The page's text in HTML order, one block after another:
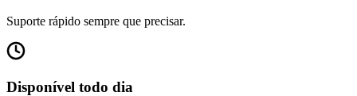
Suporte rápido sempre que precisar.
Disponível todo dia